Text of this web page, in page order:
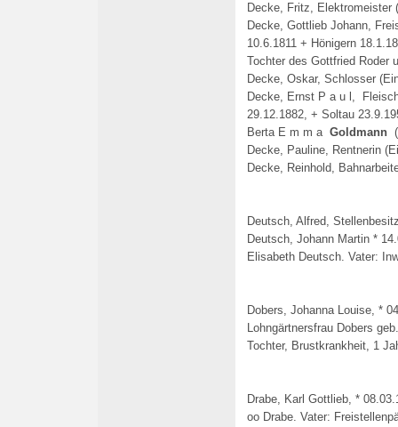
Decke, Fritz, Elektromeister
Decke, Gottlieb Johann,
10.6.1811 + Hönigern
Tochter des Gottfried Roder
Decke, Oskar, Schlosser
Decke, Ernst P a u l,
29.12.1882, + Soltau
Berta E m m a Goldmann
Decke, Pauline, Rentnerin
Decke, Reinhold,
Deutsch, Alfred,
Deutsch, Johann Martin *
Elisabeth Deutsch. Vater:
Dobers, Johanna Louise, *
Lohngärtnersfrau Dobers
Tochter, Brustkrankheit, 1
Drabe, Karl Gottlieb, *
oo Drabe. Vater: